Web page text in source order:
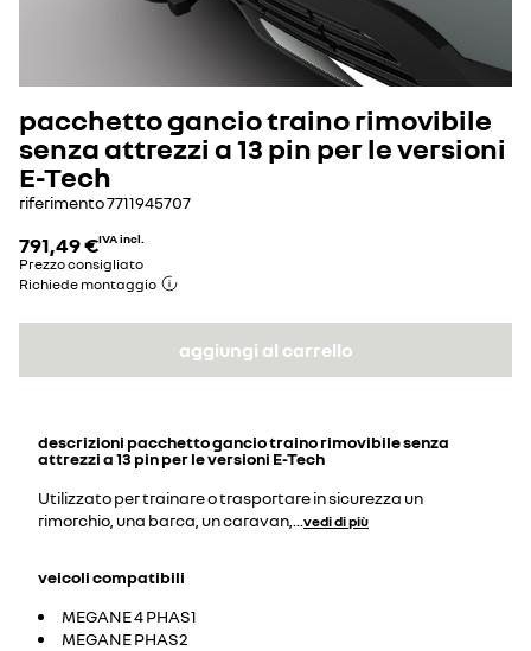
pacchetto gancio traino rimovibile
senza attrezzi a 13 pin per le versioni
E-Tech
riferimento7711945707
791,49 €IVA incl.
Prezzo consigliato
Richiede montaggio
aggiungi al carrello
descrizioni pacchetto gancio traino rimovibile senza
attrezzi a 13 pin per le versioni E-Tech
Utilizzato per trainare o trasportare in sicurezza un
rimorchio, una barca, un caravan,
vedi di più
veicoli compatibili
MEGANE 4 PHAS1
MEGANE PHAS2